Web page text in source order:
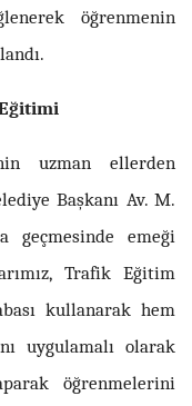
öğrenmenin
uzman ellerden
Başkanı Av. M.
geçmesinde emeği
Trafik Eğitim
kullanarak hem
uygulamalı olarak
öğrenmelerini